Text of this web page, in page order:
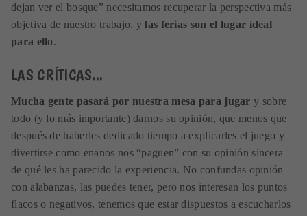
dejan ver el bosque” necesitamos recuperar la perspectiva más
objetiva de nuestro trabajo, ylas ferias son el lugar ideal
para ello.
LAS CRÍTICAS...
Mucha gente pasará por nuestra mesa para jugar y sobre
todo (y lo más importante) darnos su opinión, que menos que
después de haberles dedicado tiempo a explicarles el juego y
divertirse como enanos nos “paguen” con su opinión sincera
de qué les ha parecido la experiencia. No confundas opinión
con alabanzas, las puedes tener, pero nos interesan los puntos
flacos o negativos, tenemos que estar dispuestos a escucharlos